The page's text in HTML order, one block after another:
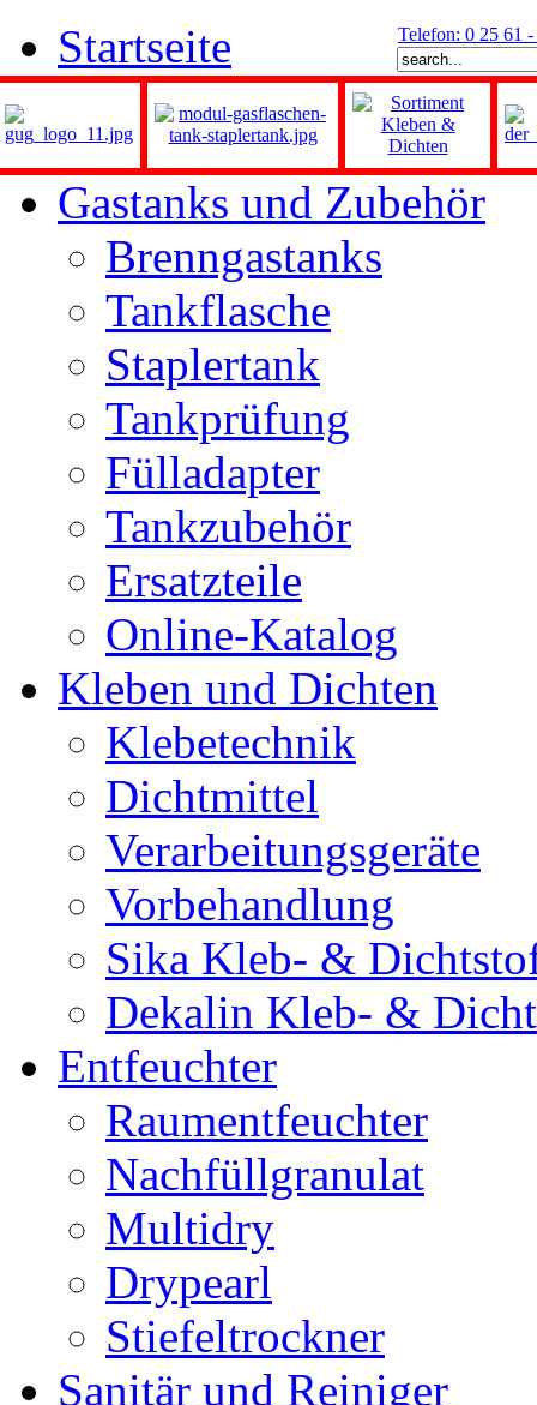
Telefon: 0 25 61
Startseite
Gastanks und Zubehör
Brenngastanks
Tankflasche
Staplertank
Tankprüfung
Fülladapter
Tankzubehör
Ersatzteile
Online-Katalog
Kleben und Dichten
Klebetechnik
Dichtmittel
Verarbeitungsgeräte
Vorbehandlung
Sika Kleb- &
Dekalin Kleb- &
Entfeuchter
Raumentfeuchter
Nachfüllgranulat
Multidry
Drypearl
Stiefeltrockner
Sanitär und Reiniger